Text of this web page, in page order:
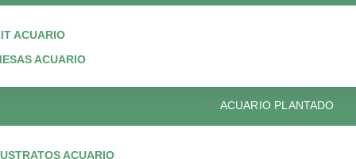
ACUARIO
ACUARIO
ACUARIO PLANTADO
ACUARIO